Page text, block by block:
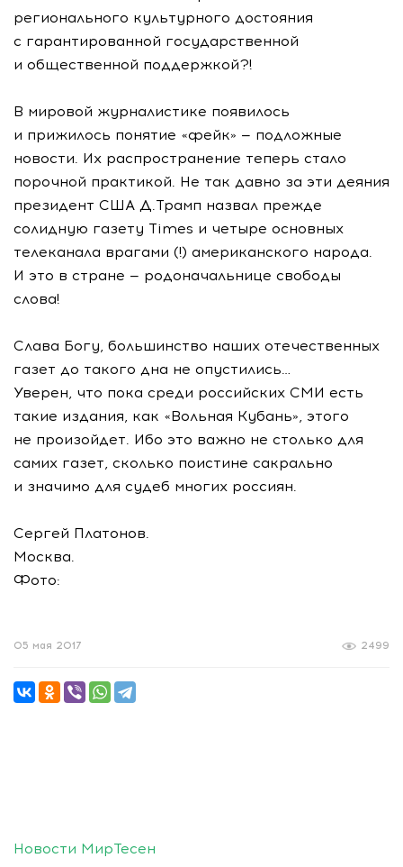
регионального культурного достояния
с гарантированной государственной
и общественной поддержкой?!
В мировой журналистике появилось
и прижилось понятие «фейк» — подложные
новости. Их распространение теперь стало
порочной практикой. Не так давно за эти деяния
президент США Д.Трамп назвал прежде
солидную газету Тimes и четыре основных
телеканала врагами (!) американского народа.
И это в стране — родоначальнице свободы
слова!
Слава Богу, большинство наших отечественных
газет до такого дна не опустились…
Уверен, что пока среди российских СМИ есть
такие издания, как «Вольная Кубань», этого
не произойдет. Ибо это важно не столько для
самих газет, сколько поистине сакрально
и значимо для судеб многих россиян.
Сергей Платонов.
Москва.
Фото:
2499
05 мая 2017
Новости МирТесен